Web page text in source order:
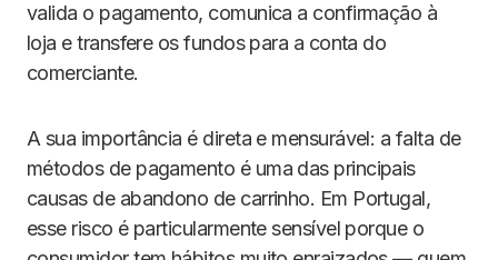
valida o pagamento, comunica a confirmação à
loja e transfere os fundos para a conta do
comerciante.
A sua importância é direta e mensurável: a falta de
métodos de pagamento é uma das principais
causas de abandono de carrinho. Em Portugal,
esse risco é particularmente sensível porque o